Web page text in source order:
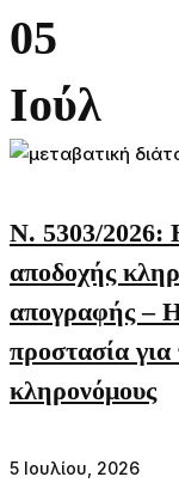
05
Ιούλ
Ν. 5303/2026:
αποδοχής
απογραφής –
προστασία
κληρονόμους
5 Ιουλίου, 2026